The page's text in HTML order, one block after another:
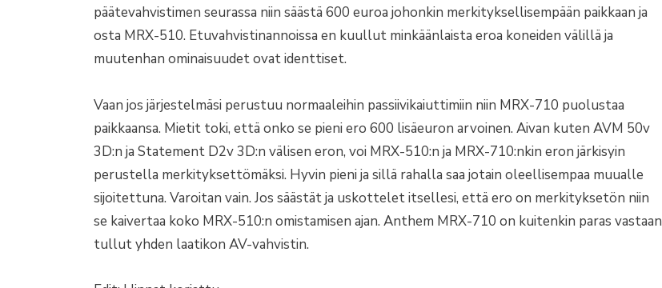
päätevahvistimen seurassa niin säästä 600 euroa johonkin merkityksellisempään paikkaan ja
osta MRX-510. Etuvahvistinannoissa en kuullut minkäänlaista eroa koneiden välillä ja
muutenhan ominaisuudet ovat identtiset.
Vaan jos järjestelmäsi perustuu normaaleihin passiivikaiuttimiin niin MRX-710 puolustaa
paikkaansa. Mietit toki, että onko se pieni ero 600 lisäeuron arvoinen. Aivan kuten AVM 50v
3D:n ja Statement D2v 3D:n välisen eron, voi MRX-510:n ja MRX-710:nkin eron järkisyin
perustella merkityksettömäksi. Hyvin pieni ja sillä rahalla saa jotain oleellisempaa muualle
sijoitettuna. Varoitan vain. Jos säästät ja uskottelet itsellesi, että ero on merkityksetön niin
se kaivertaa koko MRX-510:n omistamisen ajan. Anthem MRX-710 on kuitenkin paras vastaan
tullut yhden laatikon AV-vahvistin.